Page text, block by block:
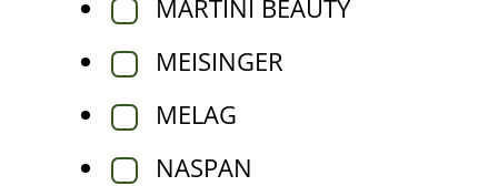
MARTINI BEAUTY
MEISINGER
MELAG
NASPAN